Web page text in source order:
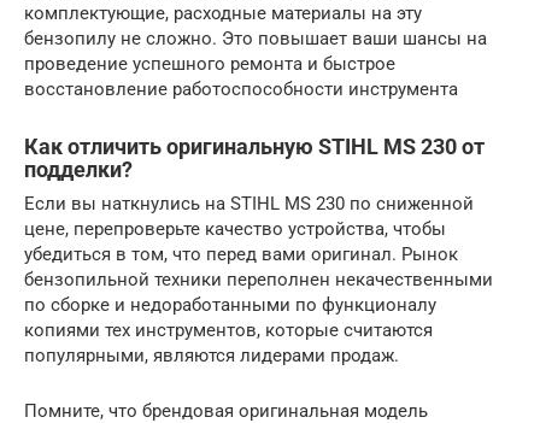
комплектующие, расходные материалы на эту
бензопилу не сложно. Это повышает ваши шансы на
проведение успешного ремонта и быстрое
восстановление работоспособности инструмента
Как отличить оригинальную STIHL MS 230 от
подделки?
Если вы наткнулись на STIHL MS 230 по сниженной
цене, перепроверьте качество устройства, чтобы
убедиться в том, что перед вами оригинал. Рынок
бензопильной техники переполнен некачественными
по сборке и недоработанными по функционалу
копиями тех инструментов, которые считаются
популярными, являются лидерами продаж.
Помните, что брендовая оригинальная модель